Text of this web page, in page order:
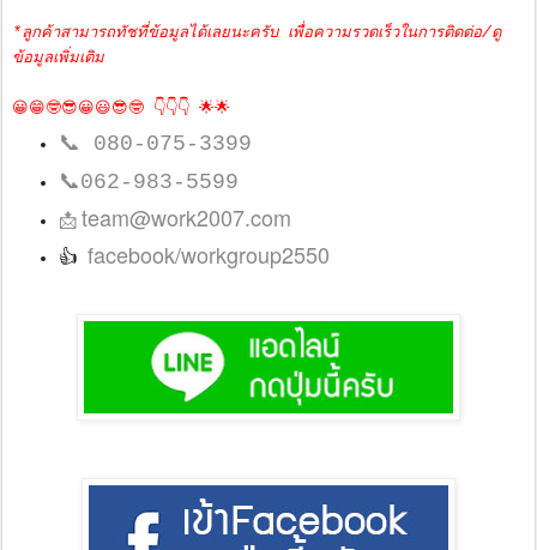
*ลูกค้าสามารถทัชที่ข้อมูลได้เลยนะครับ เพื่อความรวดเร็วในการติดต่อ/ดู
ข้อมูลเพิ่มเติม
😀😁🤓😎😀😃😎🤓 👇👇👇 🌟🌟
📞 080-075-3399
📞062-983-5599
📩team@work2007.com
👍 facebook/workgroup2550